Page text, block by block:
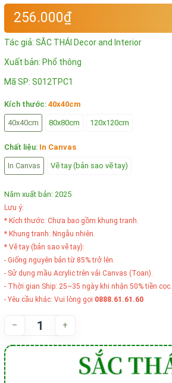
256.000₫
Tác giả: SẮC THÁI Decor and Interior
Xuất bản: Phổ thông
Mã SP: S012TPC1
Kích thước: 40x40cm
40x40cm 80x80cm 120x120cm
Chất liệu: In Canvas
In Canvas Vẽ tay (bản sao vẽ tay)
Năm xuất bản: 2025
Lưu ý:
* Kích thước: Chưa bao gồm khung tranh.
* Khung tranh: Nngẫu nhiên.
* Vẽ tay (bản sao vẽ tay):
- Giống nguyên bản từ 85% trở lên.
- Sử dụng mầu Acrylic trên vải Canvas (Toan).
- Thời gian Ship: 25~35 ngày khi nhận 50% tiền cọc.
- Yêu cầu khác: Vui lòng gọi 0888.61.61.60
– +